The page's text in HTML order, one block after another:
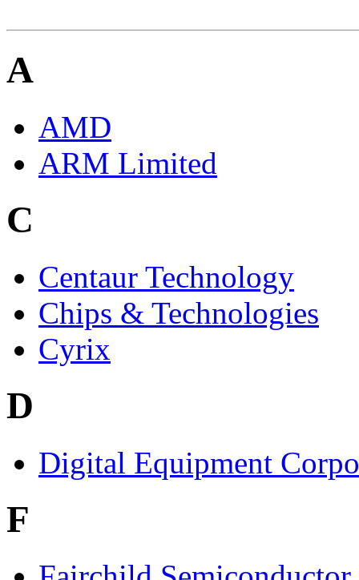
A
AMD
ARM Limited
C
Centaur Technology
Chips & Technologies
Cyrix
D
Digital Equipment
F